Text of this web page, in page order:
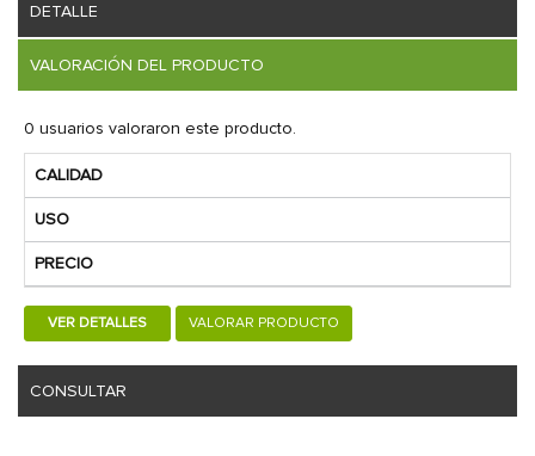
DETALLE
VALORACIÓN DEL PRODUCTO
0 usuarios valoraron este producto.
CALIDAD
USO
PRECIO
VER DETALLES VALORAR PRODUCTO
CONSULTAR